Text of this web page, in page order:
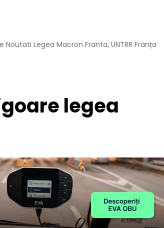
Noutati Legea Macron Franta, UNTRR Franța
legea